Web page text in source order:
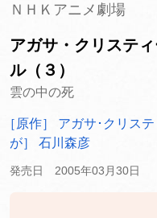
ＮＨＫアニメ劇場
アガサ・クリステ
ル（３）
雲の中の死
［原作］ アガサ･クリス
が］ 石川森彦
発売日 2005年03月30日